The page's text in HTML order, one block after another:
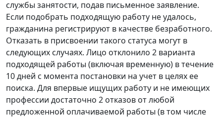
службы занятости, подав письменное заявление.
Если подобрать подходящую работу не удалось,
гражданина регистрируют в качестве безработного.
Отказать в присвоении такого статуса могут в
следующих случаях. Лицо отклонило 2 варианта
подходящей работы (включая временную) в течение
10 дней с момента постановки на учет в целях ее
поиска. Для впервые ищущих работу и не имеющих
профессии достаточно 2 отказов от любой
предложенной оплачиваемой работы (в том числе